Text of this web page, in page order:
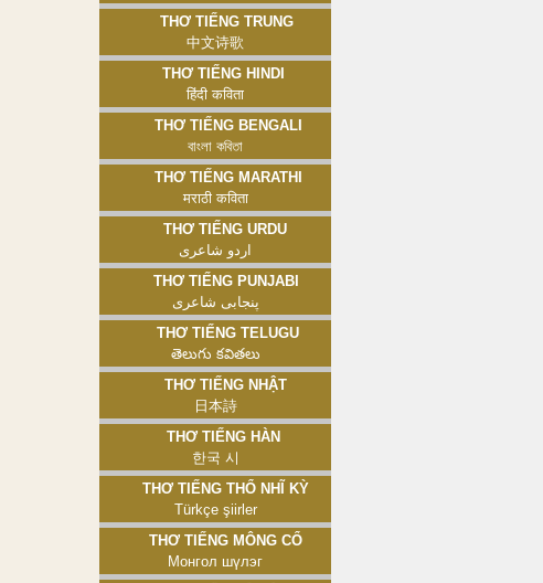
Thơ tiếng Trung
中文诗歌
Thơ tiếng Hindi
हिंदी कविता
Thơ tiếng Bengali
বাংলা কবিতা
Thơ tiếng Marathi
मराठी कविता
Thơ tiếng Urdu
اردو شاعری
Thơ tiếng Punjabi
پنجابی شاعری
Thơ tiếng Telugu
తెలుగు కవితలు
Thơ tiếng Nhật
日本詩
Thơ tiếng Hàn
한국 시
Thơ tiếng Thổ Nhĩ Kỳ
Türkçe şiirler
Thơ tiếng Mông Cổ
Монгол шүлэг